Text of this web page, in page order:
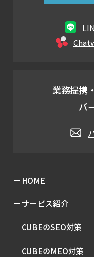
業務提携
パ
HOME
サービス紹介
CUBEのSEO対策
CUBEのMEO対策